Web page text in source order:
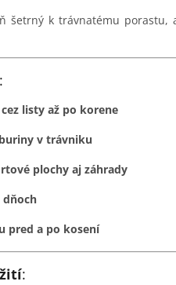
šetrný k trávnatému porastu,
:
listy až po korene
v trávniku
plochy aj záhrady
pred a po kosení
: